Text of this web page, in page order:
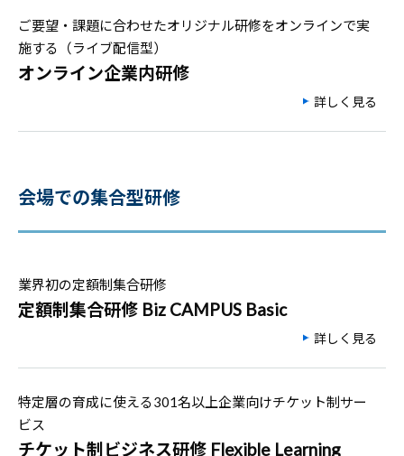
ご要望・課題に合わせたオリジナル研修をオンラインで実
施する（ライブ配信型）
オンライン企業内研修
詳しく見る
会場での集合型研修
業界初の定額制集合研修
定額制集合研修 Biz CAMPUS Basic
詳しく見る
特定層の育成に使える301名以上企業向けチケット制サー
ビス
チケット制ビジネス研修 Flexible Learning